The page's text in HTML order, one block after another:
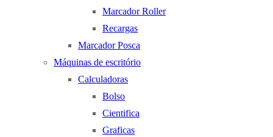
Marcador Roller
Recargas
Marcador Posca
Máquinas de escritório
Calculadoras
Bolso
Cientifica
Graficas